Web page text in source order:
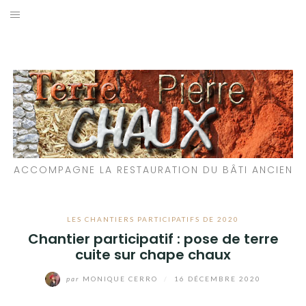
Aller
ACCOMPAGNE LA RESTAURATION DU BÂTI ANCIEN
LES CHANTIERS PARTICIPATIFS DE 2020
Chantier participatif : pose de terre
cuite sur chape chaux
par MONIQUE CERRO 16 DÉCEMBRE 2020
PARTICIPATIFS
CHANTIERS RÉALISÉS
QUE PROPOSONS-NOUS ?